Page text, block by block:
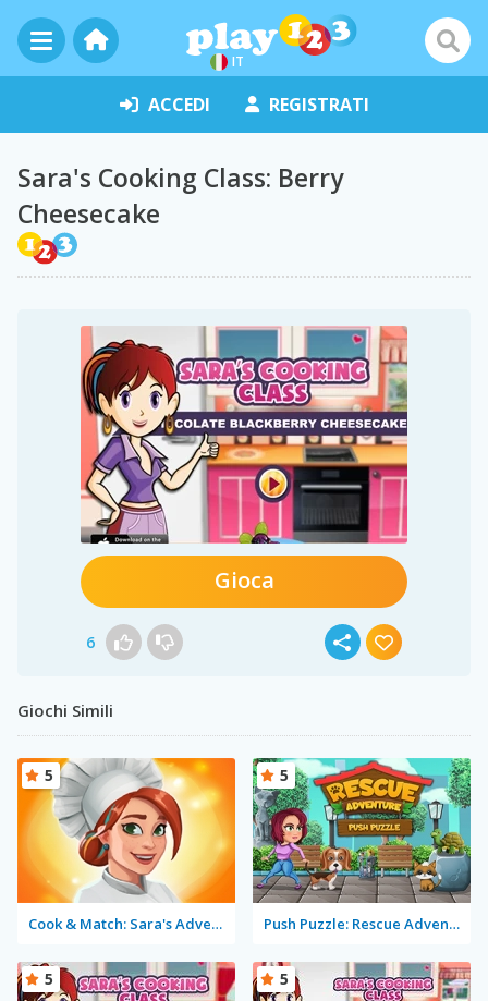
IT
ACCEDI REGISTRATI
Sara's Cooking Class: Berry
Cheesecake
Gioca
6
Giochi Simili
Cook & Match: Sara's Adventure
5
Push Puzzle: Rescue Adventure
5
5 5